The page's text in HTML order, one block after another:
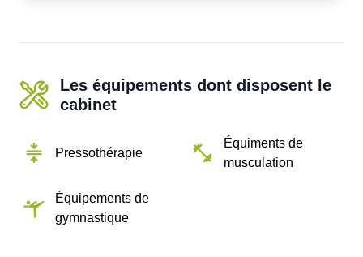
Les équipements dont disposent le
cabinet
Pressothérapie
Équiments de
musculation
Équipements de
gymnastique